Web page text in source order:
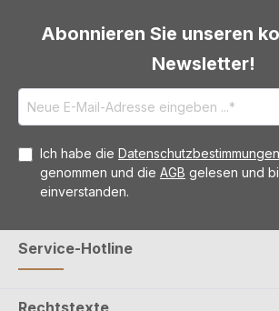
Abonnieren Sie unseren
Newsletter!
Ich habe die Datenschutzbestimmungen
genommen und die AGB gelesen und
einverstanden.
Service-Hotline